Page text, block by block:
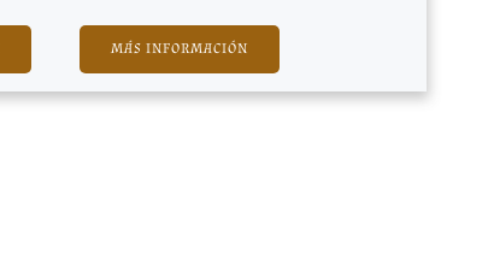
MÁS INFORMACIÓN